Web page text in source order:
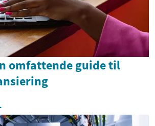
omfattende guide til